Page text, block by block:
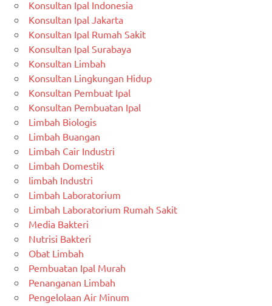
Konsultan Ipal Indonesia
Konsultan Ipal Jakarta
Konsultan Ipal Rumah Sakit
Konsultan Ipal Surabaya
Konsultan Limbah
Konsultan Lingkungan Hidup
Konsultan Pembuat Ipal
Konsultan Pembuatan Ipal
Limbah Biologis
Limbah Buangan
Limbah Cair Industri
Limbah Domestik
limbah Industri
Limbah Laboratorium
Limbah Laboratorium Rumah Sakit
Media Bakteri
Nutrisi Bakteri
Obat Limbah
Pembuatan Ipal Murah
Penanganan Limbah
Pengelolaan Air Minum